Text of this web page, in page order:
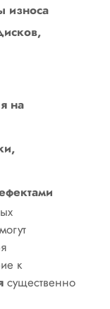
износа
на
к
существенно